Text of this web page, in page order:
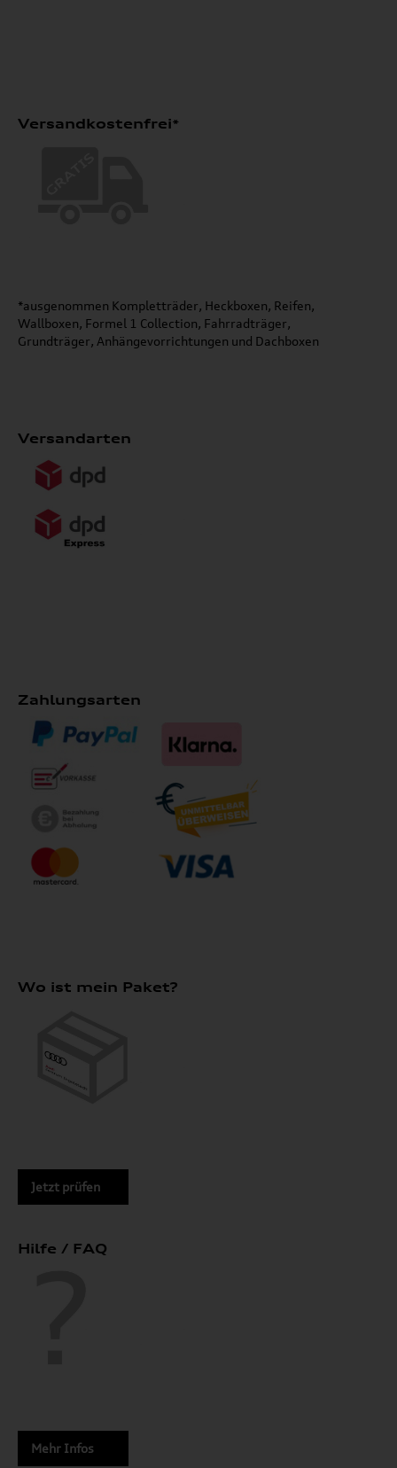
Versandkostenfrei*
*ausgenommen Kompletträder, Heckboxen, Reifen,
Wallboxen, Formel 1 Collection, Fahrradträger,
Grundträger, Anhängevorrichtungen und Dachboxen
Versandarten
Zahlungsarten
Wo ist mein Paket?
Jetzt prüfen
Hilfe / FAQ
Mehr Infos